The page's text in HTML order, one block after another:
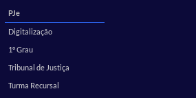
PJe
Digitalização
1º Grau
Tribunal de Justiça
Turma Recursal